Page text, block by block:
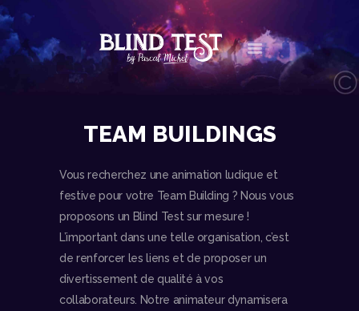
AGENDA
LES VIDÉOS
CONTACT
BOUTIQUE
TEAM BUILDINGS
Vous recherchez une animation ludique et
festive pour votre Team Building ? Nous vous
proposons un Blind Test sur mesure !
L’important dans une telle organisation, c’est
de renforcer les liens et de proposer un
divertissement de qualité à vos
collaborateurs. Notre animateur dynamisera